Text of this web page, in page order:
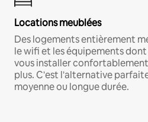
Locations meublées
Des logements entièrement
le wifi et les équipements
vous installer
plus. C'est l'alternative
moyenne ou longue durée.